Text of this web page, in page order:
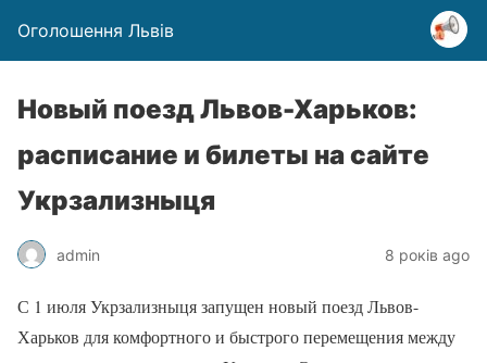
Оголошення Львів
Новый поезд Львов-Харьков:
расписание и билеты на сайте
Укрзализныця
admin 8 років ago
С 1 июля Укрзализныця запущен новый поезд Львов-
Харьков для комфортного и быстрого перемещения между